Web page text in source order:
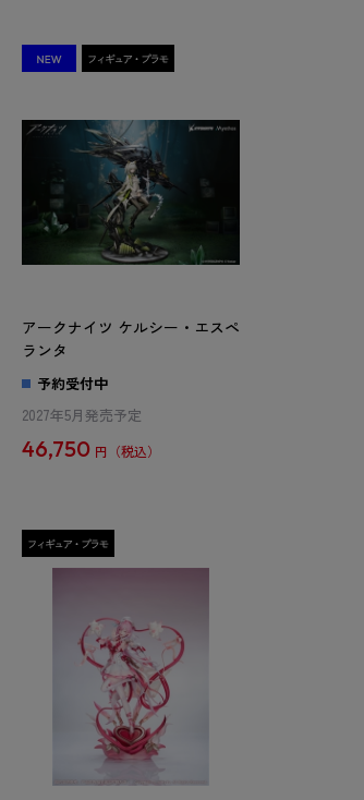
アークナイツ ケルシー・エスペ
ランタ
予約受付中
2027年5月発売予定
46,750 円